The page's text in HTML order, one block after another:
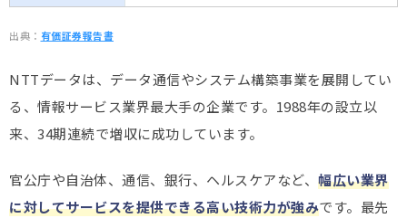
出典： 有価証券報告書
NTTデータは、データ通信やシステム構築事業を展開してい
る、情報サービス業界最大手の企業です。1988年の設立以
来、34期連続で増収に成功しています。
官公庁や自治体、通信、銀行、ヘルスケアなど、 幅広い業界
に対してサービスを提供できる高い技術力が強みです。最先